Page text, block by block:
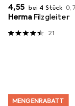
EUR
4,55 bei 4 Stück
Herma Filzgleiter
21
MENGENRABATT